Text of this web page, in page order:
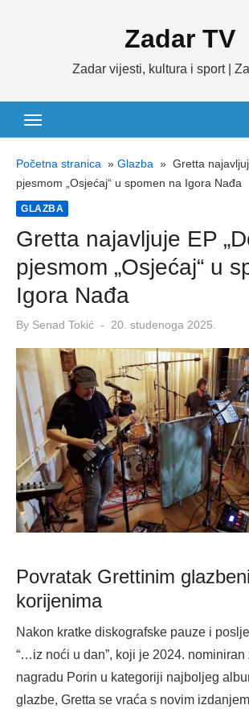
Zadar TV
Zadar vijesti, kultura i sport |
Početna stranica » Glazba » Gretta
pjesmom „Osjećaj“ u spomen na Igora Nađa
GLAZBA
Gretta najavljuje EP
pjesmom „Osjećaj“ u
Igora Nađa
By Senad Tokić
Posted
20. studenoga 2025.
Povratak Grettinim
korijenima
Nakon kratke diskografske pauze i
“…iz noći u dan”, koji je 2024. nominiran
nagradu Porin u kategoriji najboljeg
glazbe, Gretta se vraća s novim